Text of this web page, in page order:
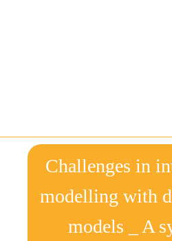
05-Challenges in
modelling with
models _ A